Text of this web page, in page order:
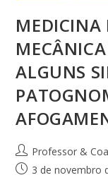
MEDICINA
ALGUNS
Professor &
3 de novembro